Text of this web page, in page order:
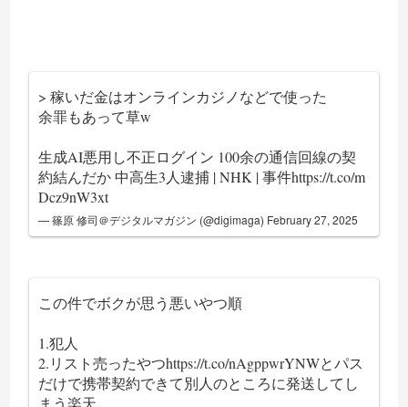
> 稼いだ金はオンラインカジノなどで使った
余罪もあって草w
生成AI悪用し不正ログイン 100余の通信回線の契
約結んだか 中高生3人逮捕 | NHK | 事件https://t.co/m
Dcz9nW3xt
— 篠原 修司＠デジタルマガジン (@digimaga) February 27, 2025
この件でボクが思う悪いやつ順
1.犯人
2.リスト売ったやつhttps://t.co/nAgppwrYNWとパス
だけで携帯契約できて別人のところに発送してし